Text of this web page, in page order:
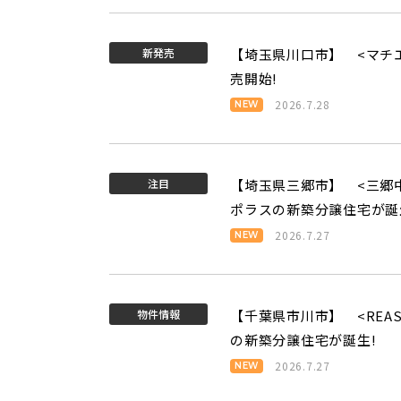
新発売
【埼玉県川口市】 <マチ
売開始!
2026.7.28
注目
【埼玉県三郷市】 <三郷
ポラスの新築分譲住宅が
2026.7.27
物件情報
【千葉県市川市】
の新築分譲住宅が誕生!
2026.7.27